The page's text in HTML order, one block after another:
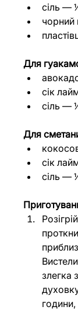
сіль —
Для
сік
сіль —
Для
сік
сіль —
злегка